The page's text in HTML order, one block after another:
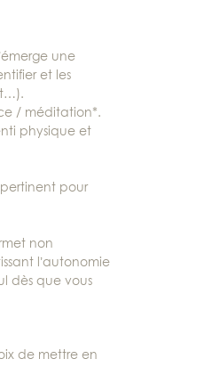
une
et les
/ méditation*.
physique et
pour
non
l’autonomie
dès que vous
de mettre en